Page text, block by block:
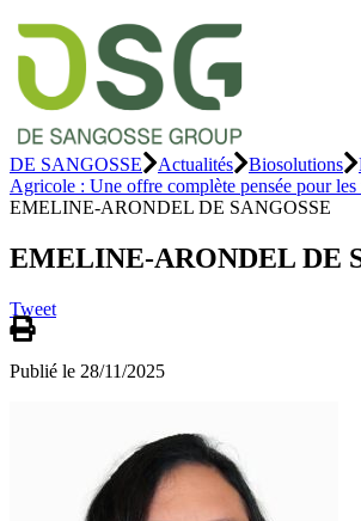
DE SANGOSSE Actualités Biosolutions
Agricole : Une offre complète pensée pour les
EMELINE-ARONDEL DE SANGOSSE
EMELINE-ARONDEL DE
Tweet
Publié le 28/11/2025